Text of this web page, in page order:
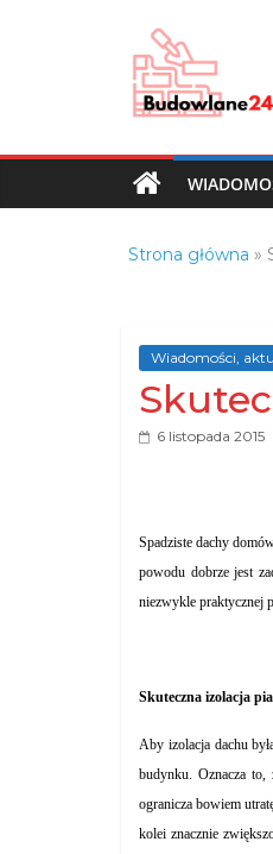
portal
budowlany
Porady
branży
budowlanej
Strona główna »
Wiadomości,
6 listopada 2015
Spadziste dachy
powodu dobrze jest
niezwykle praktycznej
Skuteczna izolacja
Aby izolacja dachu
budynku. Oznacza
ogranicza bowiem
kolei znacznie